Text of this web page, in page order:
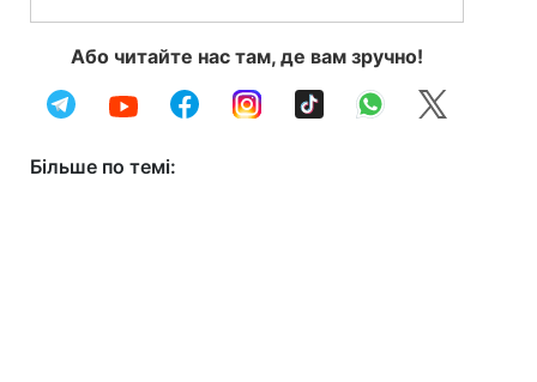
Або читайте нас там, де вам зручно!
Більше по темі: